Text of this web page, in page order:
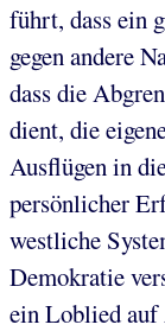
führt, dass ein
gegen andere
dass die
dient, die
Ausflügen in
persönlicher
westliche
Demokratie
ein Loblied